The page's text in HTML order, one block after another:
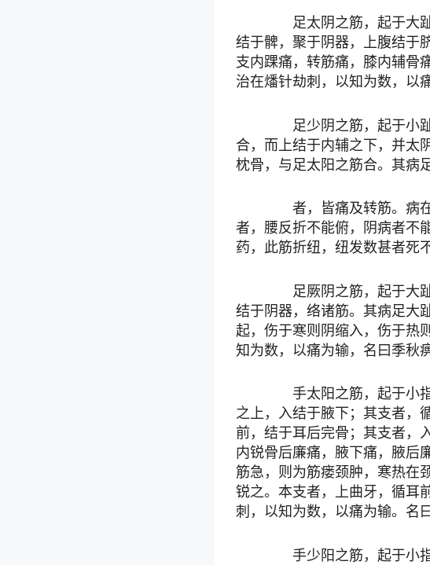
足太阴之筋，起于大趾
结于髀，聚于阴器，上腹结于
支内踝痛，转筋痛，膝内辅骨
治在燔针劫刺，以知为数，以
足少阴之筋，起于小趾
合，而上结于内辅之下，并太
枕骨，与足太阳之筋合。其病
者，皆痛及转筋。病在
者，腰反折不能俯，阴病者不
药，此筋折纽，纽发数甚者死
足厥阴之筋，起于大趾
结于阴器，络诸筋。其病足大
起，伤于寒则阴缩入，伤于热
知为数，以痛为输，名曰季秋痹
手太阳之筋，起于小指
之上，入结于腋下；其支者，
前，结于耳后完骨；其支者，
内锐骨后廉痛，腋下痛，腋后
筋急，则为筋瘘颈肿，寒热在
锐之。本支者，上曲牙，循耳
刺，以知为数，以痛为输。名
手少阳之筋，起于小指